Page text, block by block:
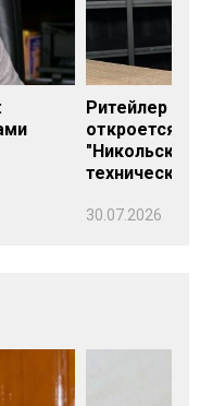
Ритейлер
откроется
технических
30.07.2026